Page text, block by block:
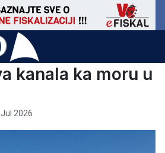
kanala ka moru u
2026